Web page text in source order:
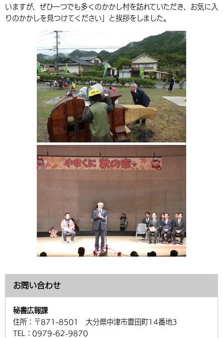
組織案内
買う・おみやげ 四季のイベント・祭り
地方創生・地域活性化 広報・広聴
いますが、ぜひ一つでも多くのかかし村を訪れていただき、お気に入
りのかかしを見つけてください」と挨拶をしました。
お問い合わせ
秘書広報課
住所： 〒871-8501 大分県中津市豊田町14番地3
TEL： 0979-62-9870